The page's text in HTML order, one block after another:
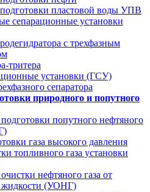
пластовой воды УПВ
сепарационные установки
с трехфазным
тритера
установки (ГСУ)
сепаратора
природного и попутного
попутного нефтяного
газа высокого давления
топливного газа установки
нефтяного газа от
жидкости (УОНГ)